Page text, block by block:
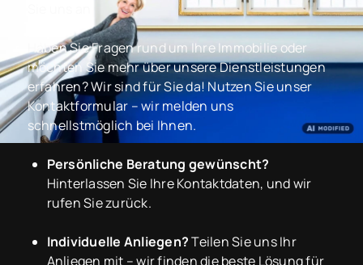
Haben Sie Fragen rund um Ihre Immobilie oder
möchten Sie mehr über unsere Dienstleistungen
erfahren? Wir sind für Sie da! Nutzen Sie unser
Kontaktformular – wir melden uns
schnellstmöglich bei Ihnen.
Persönliche Beratung gewünscht?
Hinterlassen Sie Ihre Kontaktdaten, und wir
rufen Sie zurück.
Individuelle Anliegen?Teilen Sie uns Ihr
Anliegen mit – wir finden die beste Lösung für